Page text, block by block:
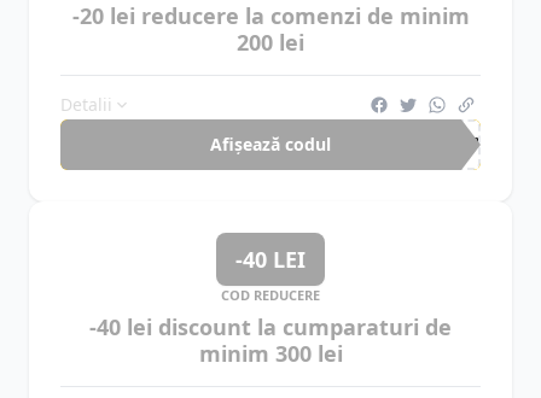
-20 lei reducere la comenzi de minim
200 lei
Detalii
Afișează codul
CUP
-40 LEI
COD REDUCERE
-40 lei discount la cumparaturi de
minim 300 lei